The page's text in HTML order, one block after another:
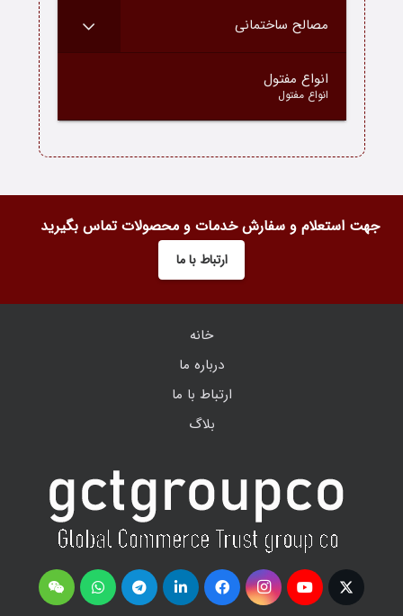
مصالح ساختمانی
انواع مفتول
انواع مفتول
جهت استعلام و سفارش خدمات و محصولات تماس بگیرید
ارتباط با ما
خانه
درباره ما
ارتباط با ما
بلاگ